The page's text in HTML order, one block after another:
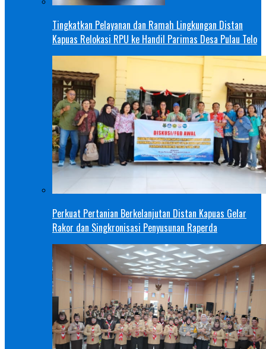
Tingkatkan Pelayanan dan Ramah Lingkungan Distan
Kapuas Relokasi RPU ke Handil Parimas Desa Pulau Telo
Perkuat Pertanian Berkelanjutan Distan Kapuas Gelar
Rakor dan Singkronisasi Penyusunan Raperda